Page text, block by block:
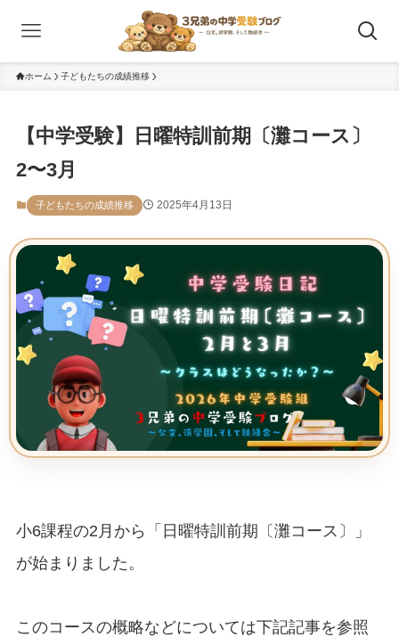
ホーム 子どもたちの成績推移
【中学受験】日曜特訓前期〔灘コース〕
2〜3月
子どもたちの成績推移 2025年4月13日
小6課程の2月から「日曜特訓前期〔灘コース〕」
が始まりました。
このコースの概略などについては下記記事を参照